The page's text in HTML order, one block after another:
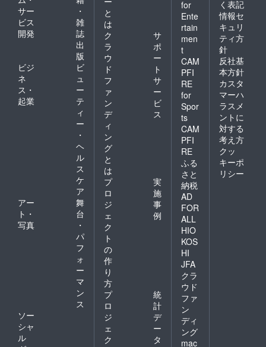
サー
ビス
開発
・
雑
誌
出
版
ビジ
ネ
ス・
起業
ビ
ュ
ー
テ
ィ
ー
・
ヘ
ル
ス
ケ
ア
アー
ト・
写真
舞
台
・
パ
フ
ォ
ー
マ
ン
ス
ソー
シャ
ル
と
は
ク
ラ
ウ
ド
フ
ァ
ン
デ
ィ
ン
グ
と
は
サ
ポ
ー
ト
サ
ー
ビ
ス
プ
ロ
ジ
ェ
ク
ト
の
作
り
方
実
施
事
例
プ
ロ
ジ
ェ
ク
統
計
デ
ー
タ
for
Ente
rtain
men
t
CAM
PFI
RE
for
Spor
ts
CAM
PFI
RE
ふる
さと
納税
AD
FOR
ALL
HIO
KOS
HI
JFA
クラ
ウド
ファ
ン
ディ
ング
mac
く表記
情報セ
キュリ
ティ方
針
反社基
本方針
カスタ
マーハ
ラスメ
ントに
対する
考え方
クッ
キーポ
リシー